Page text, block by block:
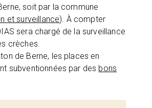
soit par la commune
et surveillance). À compter
sera chargé de la surveillance
crèches.
de Berne, les places en
subventionnées par des bons